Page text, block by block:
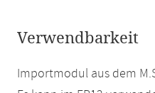
Verwendbarkeit
Importmodul aus dem